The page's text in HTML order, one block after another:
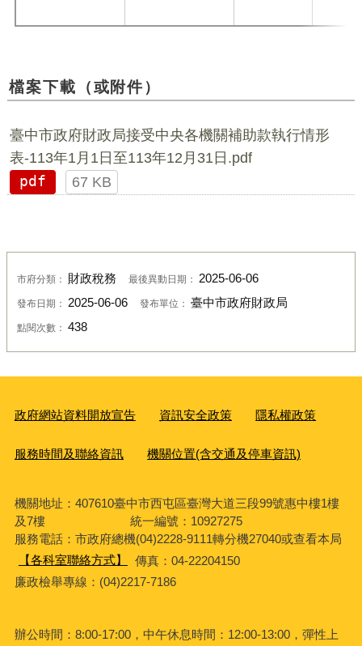
檔案下載（或附件）
臺中市政府財政局接受中央各機關補助款執行情形
表-113年1月1日至113年12月31日.pdf
pdf
67 KB
市府分類： 財政稅務 最後異動日期： 2025-06-06
發布日期： 2025-06-06 發布單位： 臺中市政府財政局
點閱次數： 438
政府網站資料開放宣告 資訊安全政策 隱私權政策
服務時間及聯絡資訊 機關位置(含交通及停車資訊)
機關地址：407610臺中市西屯區臺灣大道三段99號惠中樓1樓
及7樓 統一編號：10927275
服務電話：市政府總機(04)2228-9111轉分機27040或查看本局
【各科室聯絡方式】
傳真：04-22204150
廉政檢舉專線：(04)2217-7186
辦公時間：8:00-17:00，中午休息時間：12:00-13:00，彈性上